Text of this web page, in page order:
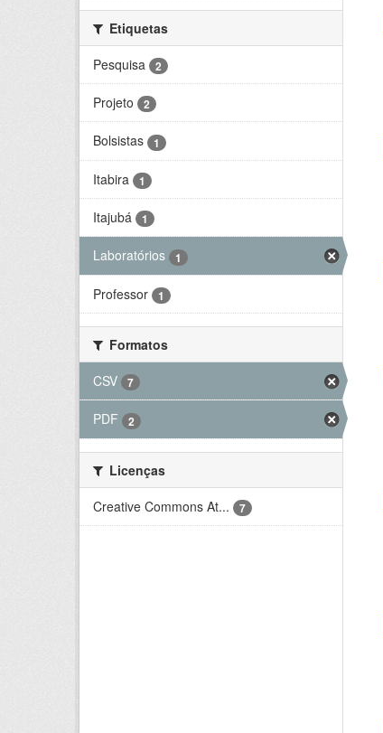
Etiquetas
Pesquisa
2
Projeto 2
Bolsistas 1
Itabira 1
Itajubá 1
Laboratórios 1
Professor 1
Formatos
CSV
7
PDF 2
Licenças
Creative Commons At...
7